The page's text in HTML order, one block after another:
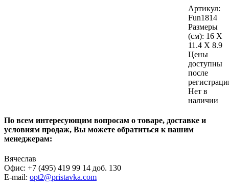
Артикул:
Fun1814
Размеры
(см): 16 X
11.4 X 8.9
Цены
доступны
после
Нет в
наличии
По всем интересующим вопросам о товаре, доставке и
условиям продаж, Вы можете обратиться к нашим
менеджерам:
Вячеслав
Офис: +7 (495) 419 99 14 доб. 130
E-mail: opt2@pristavka.com